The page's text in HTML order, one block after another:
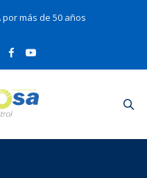
por más de 50 años